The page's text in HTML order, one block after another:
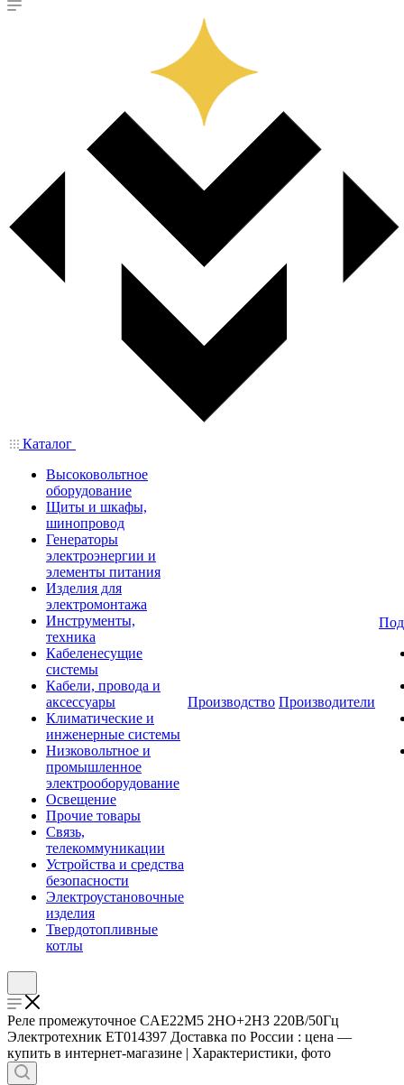
Каталог
Высоковольтное
оборудование
Щиты и шкафы,
шинопровод
Генераторы
электроэнергии и
элементы питания
Изделия для
электромонтажа
Инструменты,
техника
Кабеленесущие
системы
Кабели, провода и
аксессуары
Климатические и
инженерные системы
Низковольтное и
промышленное
электрооборудование
Освещение
Прочие товары
Связь,
телекоммуникации
Устройства и средства
безопасности
Электроустановочные
изделия
Твердотопливные
котлы
Производство Производители
Реле промежуточное CAE22M5 2НО+2НЗ 220В/50Гц
Электротехник ET014397 Доставка по России : цена —
купить в интернет-магазине | Характеристики, фото